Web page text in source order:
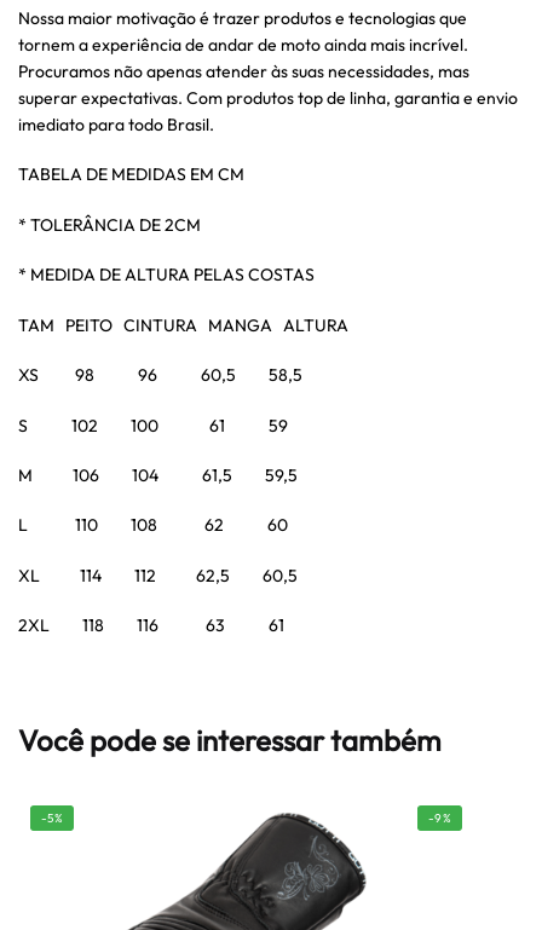
Nossa maior motivação é trazer produtos e tecnologias que
tornem a experiência de andar de moto ainda mais incrível.
Procuramos não apenas atender às suas necessidades, mas
superar expectativas. Com produtos top de linha, garantia e envio
imediato para todo Brasil.
TABELA DE MEDIDAS EM CM
* TOLERÂNCIA DE 2CM
* MEDIDA DE ALTURA PELAS COSTAS
TAM PEITO CINTURA MANGA ALTURA
XS 98 96 60,5 58,5
S 102 100 61 59
M 106 104 61,5 59,5
L 110 108 62 60
XL 114 112 62,5 60,5
2XL 118 116 63 61
Você pode se interessar também
-5% -9%